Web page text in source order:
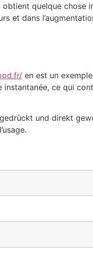
quelque chose
et dans
en est un
instantanée, ce qui
und direkt